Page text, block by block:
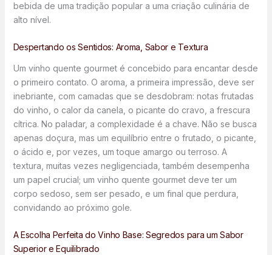
bebida de uma tradição popular a uma criação culinária de
alto nível.
Despertando os Sentidos: Aroma, Sabor e Textura
Um vinho quente gourmet é concebido para encantar desde
o primeiro contato. O aroma, a primeira impressão, deve ser
inebriante, com camadas que se desdobram: notas frutadas
do vinho, o calor da canela, o picante do cravo, a frescura
cítrica. No paladar, a complexidade é a chave. Não se busca
apenas doçura, mas um equilíbrio entre o frutado, o picante,
o ácido e, por vezes, um toque amargo ou terroso. A
textura, muitas vezes negligenciada, também desempenha
um papel crucial; um vinho quente gourmet deve ter um
corpo sedoso, sem ser pesado, e um final que perdura,
convidando ao próximo gole.
A Escolha Perfeita do Vinho Base: Segredos para um Sabor
Superior e Equilibrado